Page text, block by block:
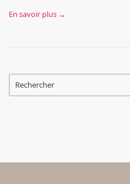
En savoir plus →
FORMULAIRE DE RECHERCHE